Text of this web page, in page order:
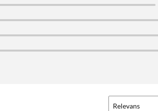
Relevans